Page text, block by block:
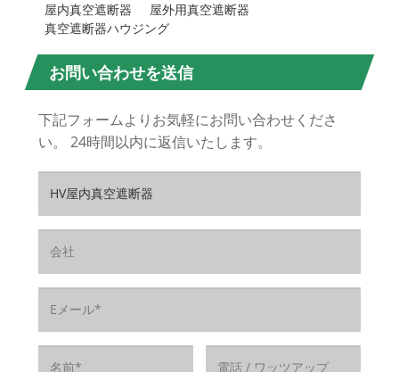
屋内真空遮断器
屋外用真空遮断器
真空遮断器ハウジング
お問い合わせを送信
下記フォームよりお気軽にお問い合わせくださ
い。 24時間以内に返信いたします。